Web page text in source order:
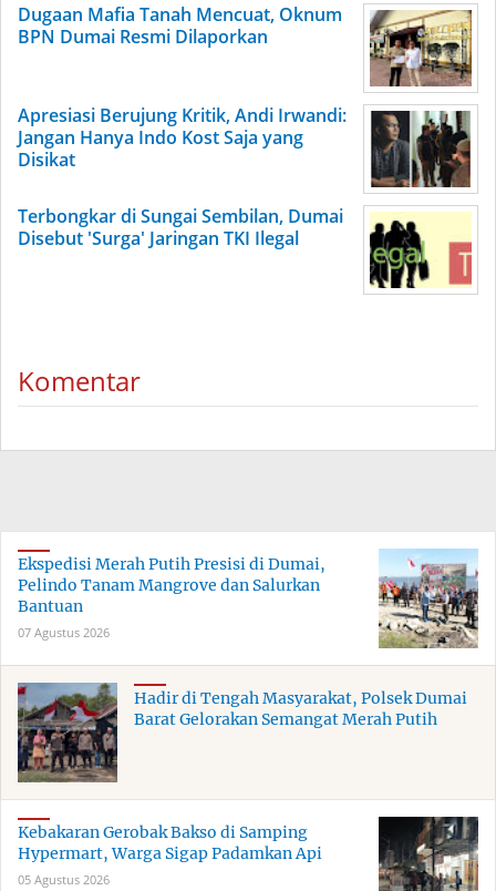
Dugaan Mafia Tanah Mencuat, Oknum
BPN Dumai Resmi Dilaporkan
Apresiasi Berujung Kritik, Andi Irwandi:
Jangan Hanya Indo Kost Saja yang
Disikat
Terbongkar di Sungai Sembilan, Dumai
Disebut 'Surga' Jaringan TKI Ilegal
Komentar
Ekspedisi Merah Putih Presisi di Dumai,
Pelindo Tanam Mangrove dan Salurkan
Bantuan
07 Agustus 2026
Hadir di Tengah Masyarakat, Polsek Dumai
Barat Gelorakan Semangat Merah Putih
Kebakaran Gerobak Bakso di Samping
Hypermart, Warga Sigap Padamkan Api
05 Agustus 2026